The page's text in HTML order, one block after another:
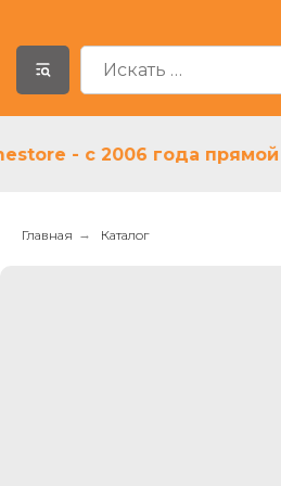
- с 2006 года прямой
Главная → Каталог